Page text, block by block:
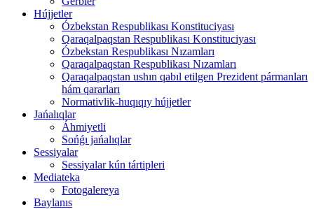
Hújjetler
Ózbekstan Respublikası Konstituciyası
Qaraqalpaqstan Respublikası Konstituciyası
Ózbekstan Respublikası Nızamları
Qaraqalpaqstan Respublikası Nızamları
Qaraqalpaqstan ushın qabıl etilgen Prezident pármanları
hám qararları
Normativlik-huqıqıy hújjetler
Jańalıqlar
Áhmiyetli
Sońǵı jańalıqlar
Sessiyalar
Sessiyalar kún tártipleri
Mediateka
Fotogalereya
Baylanıs